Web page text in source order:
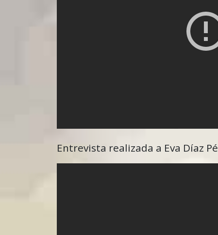
Entrevista realizada a Eva Díaz